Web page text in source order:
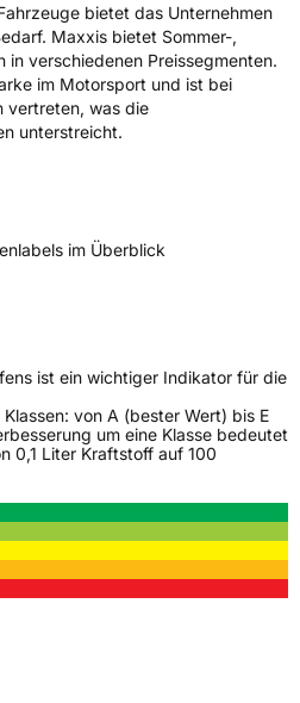
bietet das Unternehmen
Maxxis bietet Sommer-,
in verschiedenen Preissegmenten.
im Motorsport und ist bei
vertreten, was die
unterstreicht.
im Überblick
ist ein wichtiger Indikator für die
von A (bester Wert) bis E
um eine Klasse bedeutet
0,1 Liter Kraftstoff auf 100